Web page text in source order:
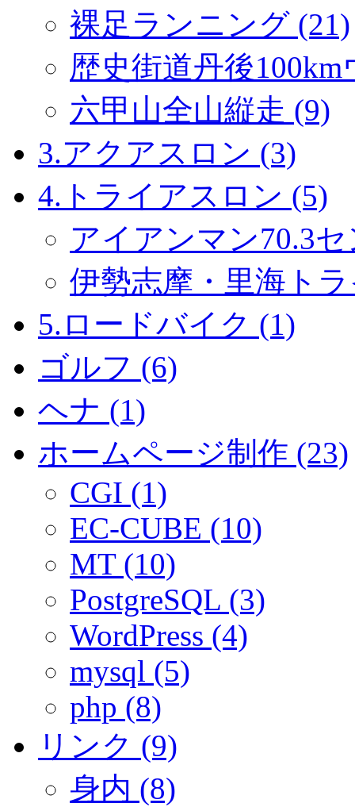
裸足ランニング (21)
歴史街道丹後
六甲山全山縦走 (9)
3.アクアスロン (3)
4.トライアスロン (5)
アイアンマン70.3
伊勢志摩・里海ト
5.ロードバイク (1)
ゴルフ (6)
ヘナ (1)
ホームページ制作 (23)
CGI (1)
EC-CUBE (10)
MT (10)
PostgreSQL (3)
WordPress (4)
mysql (5)
php (8)
リンク (9)
身内 (8)